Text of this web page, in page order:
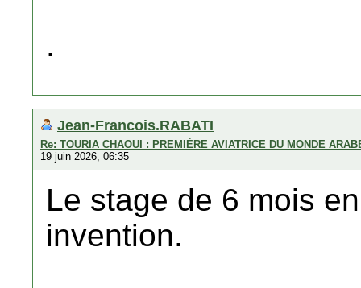
.
Jean-Francois.RABATI
Re: TOURIA CHAOUI : PREMIÈRE AVIATRICE DU MONDE
19 juin 2026, 06:35
Le stage de 6 mois
invention.